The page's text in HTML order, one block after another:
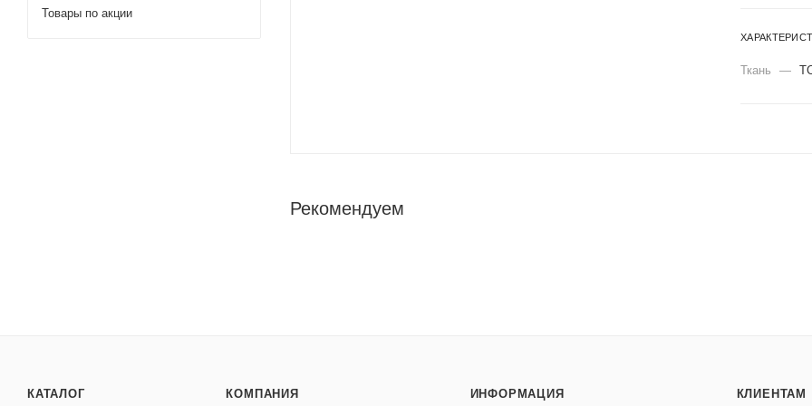
Ткань —
Рекомендуем
Товары по акции
КАТАЛОГ КОМПАНИЯ ИНФОРМАЦИЯ КЛИЕНТАМ